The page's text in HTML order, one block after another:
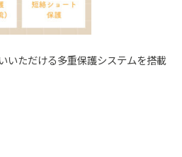
いただける多重保護システムを搭載